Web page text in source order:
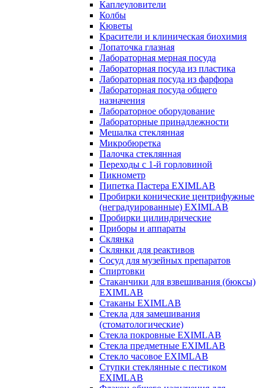
Каплеуловители
Колбы
Кюветы
Красители и клиническая биохимия
Лопаточка глазная
Лабораторная мерная посуда
Лабораторная посуда из пластика
Лабораторная посуда из фарфора
Лабораторная посуда общего
назначения
Лабораторное оборудование
Лабораторные принадлежности
Мешалка стеклянная
Микробюретка
Палочка стеклянная
Переходы с 1-й горловиной
Пикнометр
Пипетка Пастера EXIMLAB
Пробирки конические центрифужные
(неградуированные) EXIMLAB
Пробирки цилиндрические
Приборы и аппараты
Склянка
Склянки для реактивов
Сосуд для музейных препаратов
Спиртовки
Стаканчики для взвешивания (бюксы)
EXIMLAB
Стаканы EXIMLAB
Стекла для замешивания
(стоматологические)
Стекла покровные EXIMLAB
Стекла предметные EXIMLAB
Стекло часовое EXIMLAB
Ступки стеклянные с пестиком
EXIMLAB